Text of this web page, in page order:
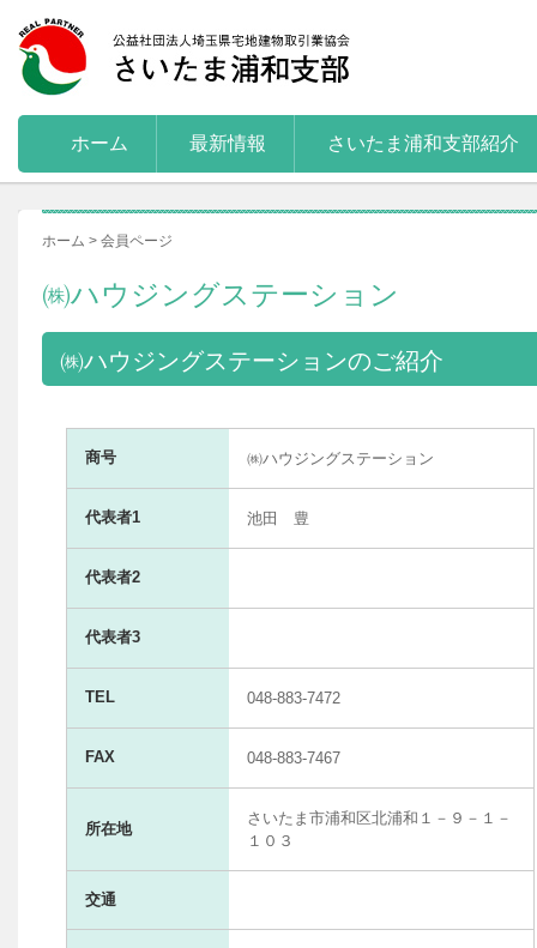
ホーム 最新情報 さいたま浦和支部紹介
ホーム > 会員ページ
㈱ハウジングステーション
㈱ハウジングステーションのご紹介
商号 ㈱ハウジングステーション
代表者1 池田 豊
代表者2
代表者3
TEL 048-883-7472
FAX 048-883-7467
所在地
さいたま市浦和区北浦和１－９－１－
１０３
交通